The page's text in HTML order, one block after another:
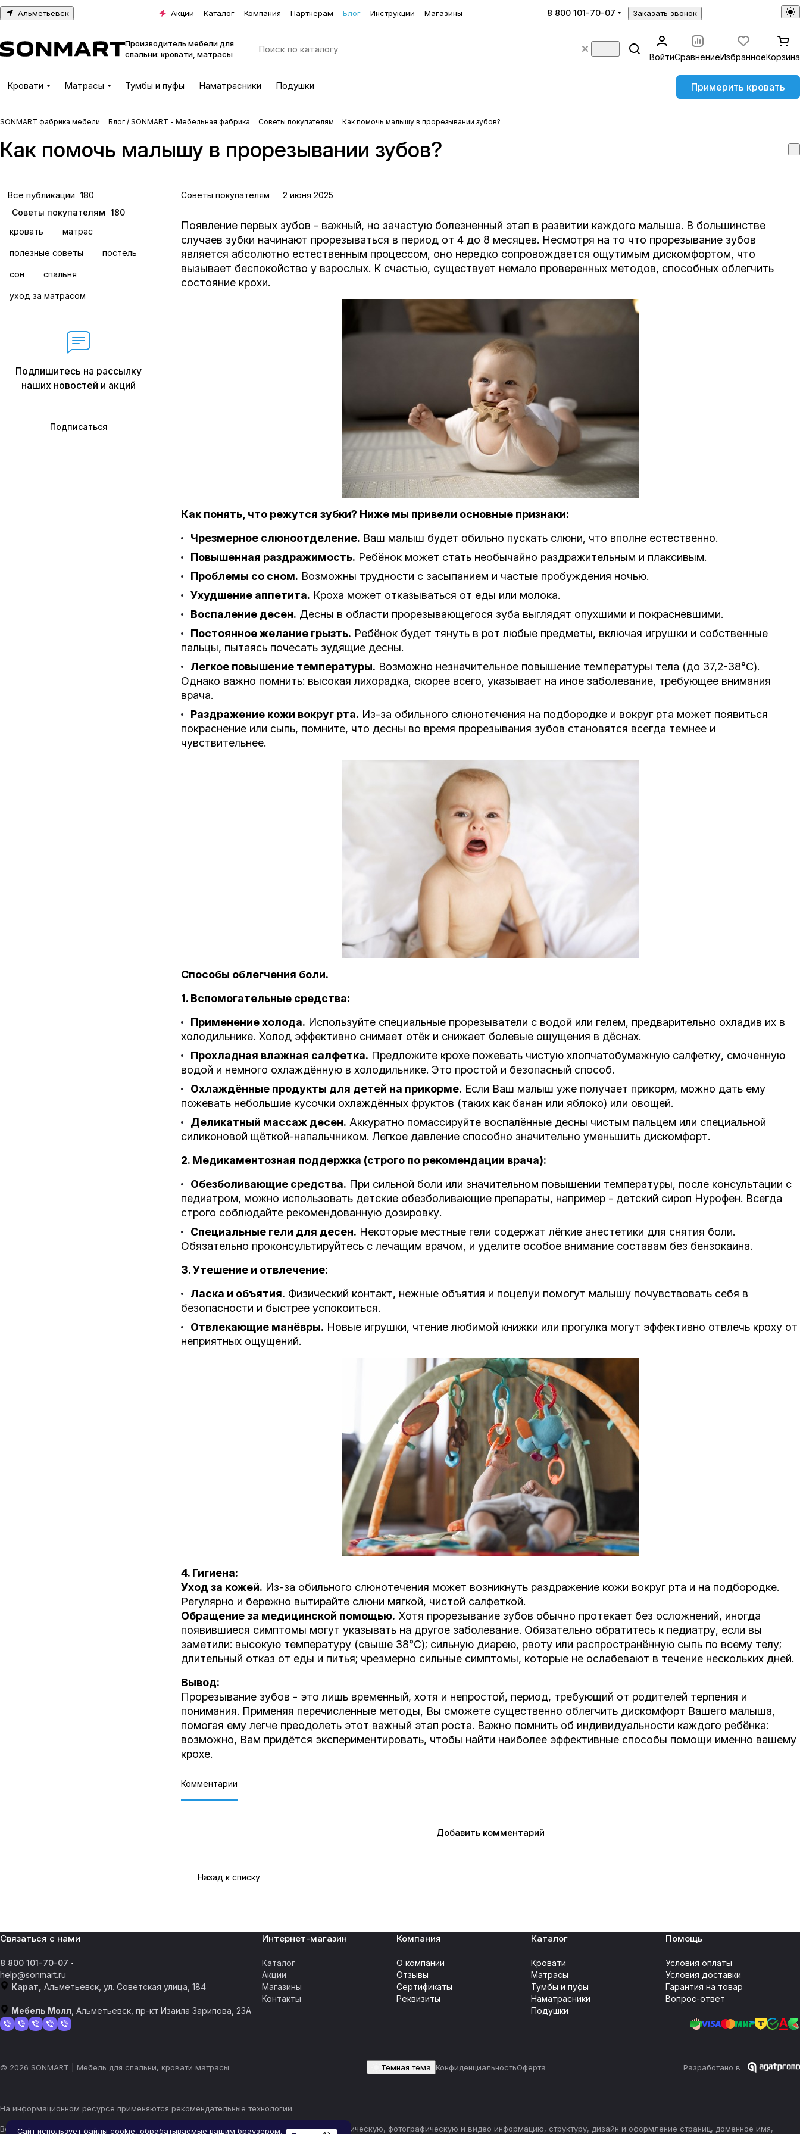
Альметьевск Акции Каталог Компания Партнерам Блог Инструкции Магазины 8 800 101-70-07 Заказать звонок
Производитель мебели для
спальни: кровати, матрасы
ВойтиСравнениеИзбранноеКорзина
Кровати Матрасы Тумбы и пуфы Наматрасники Подушки Примерить кровать
SONMART фабрика мебели Блог / SONMART - Мебельная фабрика Советы покупателям Как помочь малышу в прорезывании зубов?
Как помочь малышу в прорезывании зубов?
Советы покупателям 2 июня 2025
Появление первых зубов - важный, но зачастую болезненный этап в развитии каждого малыша. В большинстве
случаев зубки начинают прорезываться в период от 4 до 8 месяцев. Несмотря на то что прорезывание зубов
является абсолютно естественным процессом, оно нередко сопровождается ощутимым дискомфортом, что
вызывает беспокойство у взрослых. К счастью, существует немало проверенных методов, способных облегчить
состояние крохи.
Как понять, что режутся зубки? Ниже мы привели основные признаки:
Чрезмерное слюноотделение. Ваш малыш будет обильно пускать слюни, что вполне естественно.
Повышенная раздражимость. Ребёнок может стать необычайно раздражительным и плаксивым.
Проблемы со сном. Возможны трудности с засыпанием и частые пробуждения ночью.
Ухудшение аппетита. Кроха может отказываться от еды или молока.
Воспаление десен. Десны в области прорезывающегося зуба выглядят опухшими и покрасневшими.
Постоянное желание грызть. Ребёнок будет тянуть в рот любые предметы, включая игрушки и собственные
пальцы, пытаясь почесать зудящие десны.
Легкое повышение температуры. Возможно незначительное повышение температуры тела (до 37,2-38°C).
Однако важно помнить: высокая лихорадка, скорее всего, указывает на иное заболевание, требующее внимания
врача.
Раздражение кожи вокруг рта. Из-за обильного слюнотечения на подбородке и вокруг рта может появиться
покраснение или сыпь, помните, что десны во время прорезывания зубов становятся всегда темнее и
чувствительнее.
Способы облегчения боли.
1. Вспомогательные средства:
Применение холода. Используйте специальные прорезыватели с водой или гелем, предварительно охладив их в
холодильнике. Холод эффективно снимает отёк и снижает болевые ощущения в дёснах.
Прохладная влажная салфетка. Предложите крохе пожевать чистую хлопчатобумажную салфетку, смоченную
водой и немного охлаждённую в холодильнике. Это простой и безопасный способ.
Охлаждённые продукты для детей на прикорме. Если Ваш малыш уже получает прикорм, можно дать ему
пожевать небольшие кусочки охлаждённых фруктов (таких как банан или яблоко) или овощей.
Деликатный массаж десен. Аккуратно помассируйте воспалённые десны чистым пальцем или специальной
силиконовой щёткой-напальчником. Легкое давление способно значительно уменьшить дискомфорт.
2. Медикаментозная поддержка (строго по рекомендации врача):
Обезболивающие средства. При сильной боли или значительном повышении температуры, после консультации с
педиатром, можно использовать детские обезболивающие препараты, например - детский сироп Нурофен. Всегда
строго соблюдайте рекомендованную дозировку.
Специальные гели для десен. Некоторые местные гели содержат лёгкие анестетики для снятия боли.
Обязательно проконсультируйтесь с лечащим врачом, и уделите особое внимание составам без бензокаина.
3. Утешение и отвлечение:
Ласка и объятия. Физический контакт, нежные объятия и поцелуи помогут малышу почувствовать себя в
безопасности и быстрее успокоиться.
Отвлекающие манёвры. Новые игрушки, чтение любимой книжки или прогулка могут эффективно отвлечь кроху от
неприятных ощущений.
4. Гигиена:
Уход за кожей. Из-за обильного слюнотечения может возникнуть раздражение кожи вокруг рта и на подбородке.
Регулярно и бережно вытирайте слюни мягкой, чистой салфеткой.
Обращение за медицинской помощью. Хотя прорезывание зубов обычно протекает без осложнений, иногда
появившиеся симптомы могут указывать на другое заболевание. Обязательно обратитесь к педиатру, если вы
заметили: высокую температуру (свыше 38°C); сильную диарею, рвоту или распространённую сыпь по всему телу;
длительный отказ от еды и питья; чрезмерно сильные симптомы, которые не ослабевают в течение нескольких дней.
Вывод:
Прорезывание зубов - это лишь временный, хотя и непростой, период, требующий от родителей терпения и
понимания. Применяя перечисленные методы, Вы сможете существенно облегчить дискомфорт Вашего малыша,
помогая ему легче преодолеть этот важный этап роста. Важно помнить об индивидуальности каждого ребёнка:
возможно, Вам придётся экспериментировать, чтобы найти наиболее эффективные способы помощи именно вашему
крохе.
Комментарии
Добавить комментарий
Назад к списку
Все публикации 180
Советы покупателям 180
кровать
матрас
полезные советы постель
сон спальня
уход за матрасом
Подпишитесь на рассылку
наших новостей и акций
Подписаться
Связаться с нами
8 800 101-70-07
help@sonmart.ru
Карат, Альметьевск, ул. Советская улица, 184
Мебель Молл , Альметьевск, пр-кт Изаила Зарипова, 23А
Интернет-магазин
Каталог
Акции
Магазины
Контакты
Компания
О компании
Отзывы
Сертификаты
Реквизиты
Каталог
Кровати
Матрасы
Тумбы и пуфы
Наматрасники
Подушки
Помощь
Условия оплаты
Условия доставки
Гарантия на товар
Вопрос-ответ
© 2026 SONMART | Мебель для спальни, кровати матрасы Темная тема КонфиденциальностьОферта Разработано в
На информационном ресурсе применяются рекомендательные технологии.
Все ресурсы сайта almetevsk.sonmart.ru, включая (но не ограничиваясь) текстовую, графическую, фотографическую и видео информацию, структуру, дизайн и оформление страниц, доменное имя,
Сайт использует файлы cookie, обрабатываемые вашим браузером.